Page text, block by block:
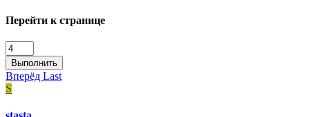
Перейти к странице
Выполнить
Вперёд Last
S